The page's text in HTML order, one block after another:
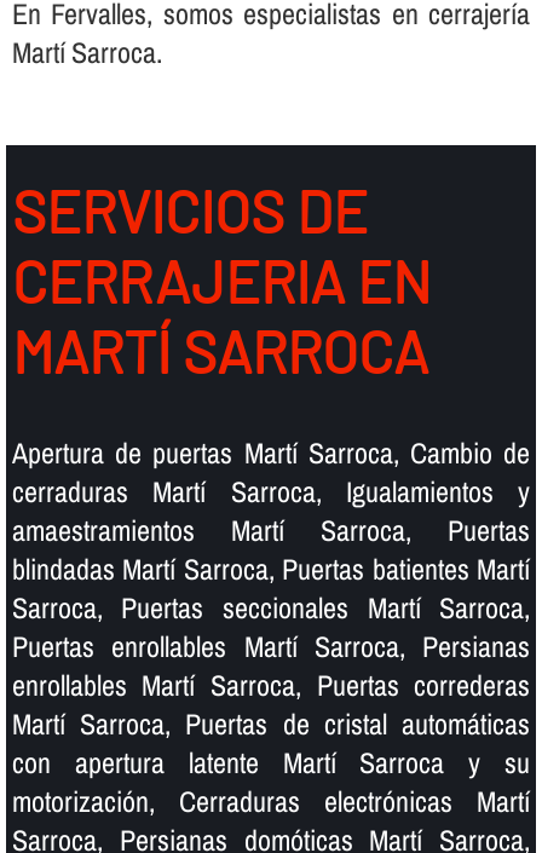
En Fervalles, somos especialistas en cerrajerí­a
Martí Sarroca.
SERVICIOS DE
CERRAJERIA EN
MARTÍ SARROCA
Apertura de puertas Martí Sarroca, Cambio de
cerraduras Martí Sarroca, Igualamientos y
amaestramientos Martí Sarroca, Puertas
blindadas Martí Sarroca, Puertas batientes Martí
Sarroca, Puertas seccionales Martí Sarroca,
Puertas enrollables Martí Sarroca, Persianas
enrollables Martí Sarroca, Puertas correderas
Martí Sarroca, Puertas de cristal automáticas
con apertura latente Martí Sarroca y su
motorización, Cerraduras electrónicas Martí
Sarroca, Persianas domóticas Martí Sarroca,